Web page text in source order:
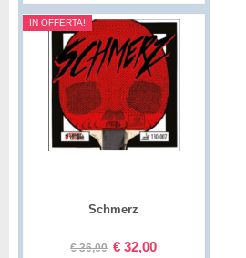
IN OFFERTA!
Schmerz
€36,00 € 32,00